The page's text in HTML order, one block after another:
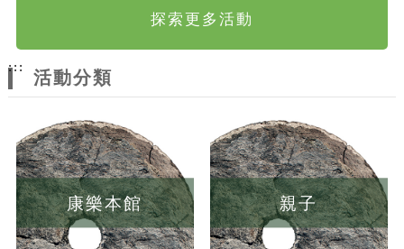
探索更多活動
:::
活動分類
康樂本館 親子